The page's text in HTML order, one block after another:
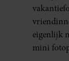
ÉÉN
eigenlijk
mini